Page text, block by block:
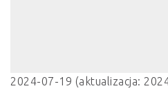
2024-07-19 (aktualizacja: